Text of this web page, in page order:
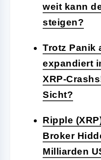
weit kann
steigen?
Trotz Panik
expandiert
XRP-
Sicht?
Ripple
Broker
Milliarden